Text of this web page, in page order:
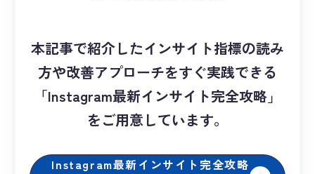
本記事で紹介したインサイト指標の読み
方や改善アプローチをすぐ実践できる
「Instagram最新インサイト完全攻略」
をご用意しています。
Instagram最新インサイト完全攻略